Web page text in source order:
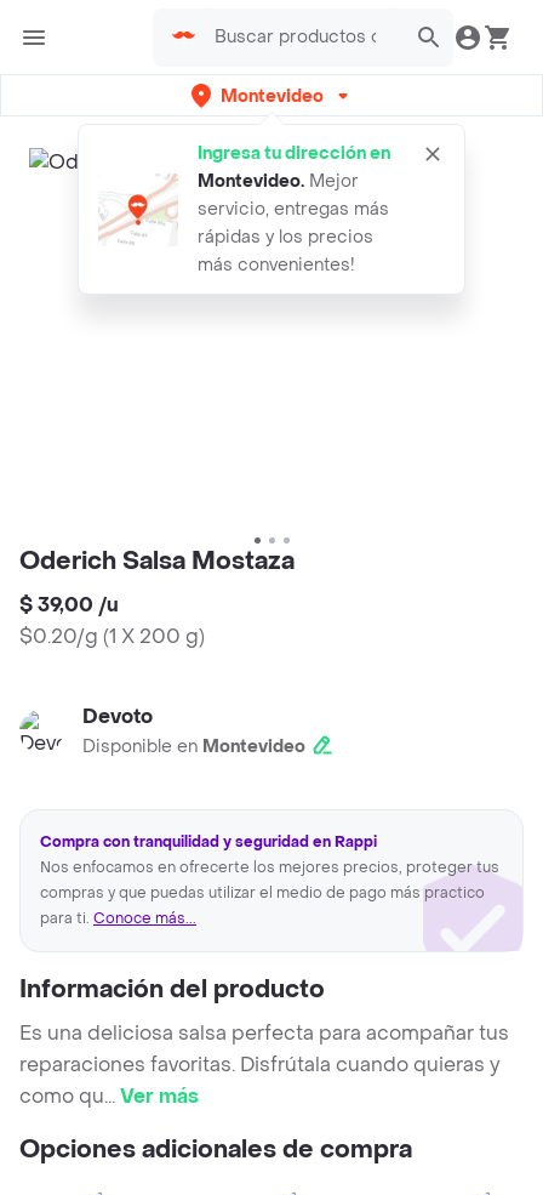
Montevideo
Ingresa tu dirección en
Montevideo. Mejor
servicio, entregas más
rápidas y los precios
más convenientes!
Oderich Salsa Mostaza
$ 39,00 /u
$0.20/g (1 X 200 g)
Devoto
Disponible en Montevideo
Compra con tranquilidad y seguridad en Rappi
Nos enfocamos en ofrecerte los mejores precios, proteger tus
compras y que puedas utilizar el medio de pago más practico
para ti. Conoce más...
Información del producto
Es una deliciosa salsa perfecta para acompañar tus
reparaciones favoritas. Disfrútala cuando quieras y
como qu...Ver más
Opciones adicionales de compra